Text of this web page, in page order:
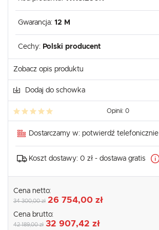
Gwarancja: 12 M
Cechy: Polski producent
Zobacz opis produktu
Dodaj do schowka
Opinii: 0
Dostarczamy w: potwierdź telefonicznie
Koszt dostawy: 0 zł - dostawa gratis
Cena netto:
34 300,00 zł 26 754,00 zł
Cena brutto:
42 189,00 zł 32 907,42 zł